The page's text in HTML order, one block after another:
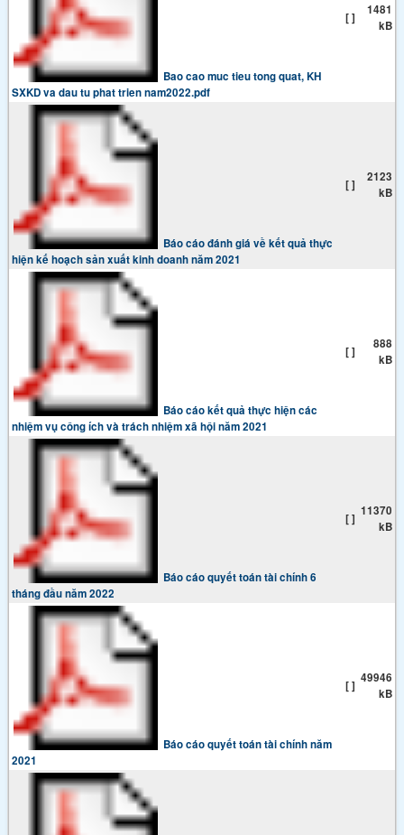
Bao cao muc tieu tong quat, KH
SXKD va dau tu phat trien nam2022.pdf
[ ]
1481
kB
Báo cáo đánh giá về kết quả thực
hiện kế hoạch sản xuất kinh doanh năm 2021
[ ]
2123
kB
Báo cáo kết quả thực hiện các
nhiệm vụ công ích và trách nhiệm xã hội năm 2021
[ ]
888
kB
Báo cáo quyết toán tài chính 6
tháng đầu năm 2022
[ ]
11370
kB
Báo cáo quyết toán tài chính năm
2021
[ ]
49946
kB